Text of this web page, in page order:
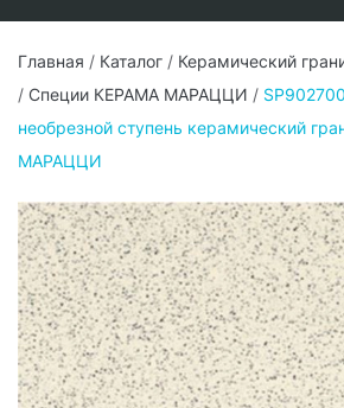
Главная / Каталог / Керамический
/ Специи КЕРАМА МАРАЦЦИ /
необрезной ступень керамический
МАРАЦЦИ